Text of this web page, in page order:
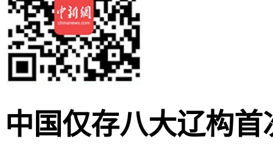
中国仅存八大辽构首